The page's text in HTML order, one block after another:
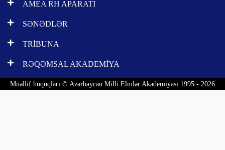
AMEA RH APARATI
SƏNƏDLƏR
TRİBUNA
RƏQƏMSAL AKADEMİYA
Müəllif hüquqları © Azərbaycan Milli Elmlər Akademiyası 1995 - 2026